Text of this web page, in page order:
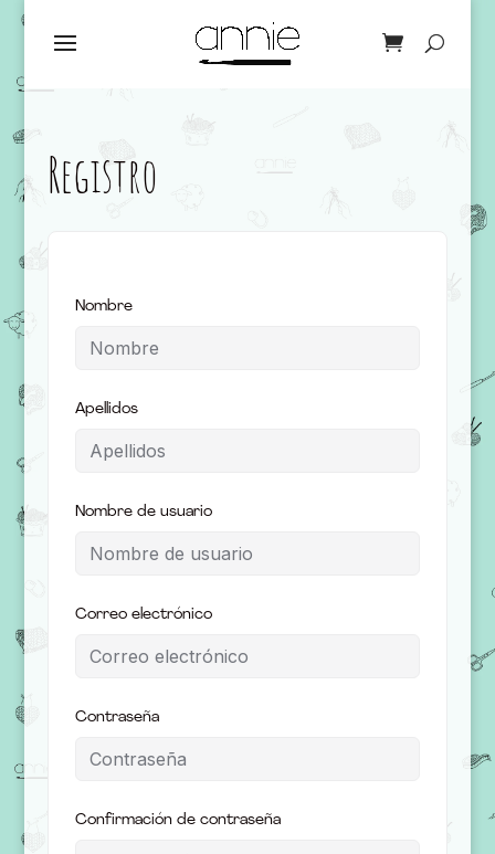
Registro
Nombre
Apellidos
Nombre de usuario
Correo electrónico
Contraseña
Confirmación de contraseña